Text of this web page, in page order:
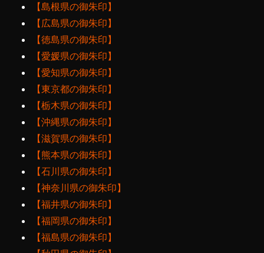
【島根県の御朱印】
【広島県の御朱印】
【徳島県の御朱印】
【愛媛県の御朱印】
【愛知県の御朱印】
【東京都の御朱印】
【栃木県の御朱印】
【沖縄県の御朱印】
【滋賀県の御朱印】
【熊本県の御朱印】
【石川県の御朱印】
【神奈川県の御朱印】
【福井県の御朱印】
【福岡県の御朱印】
【福島県の御朱印】